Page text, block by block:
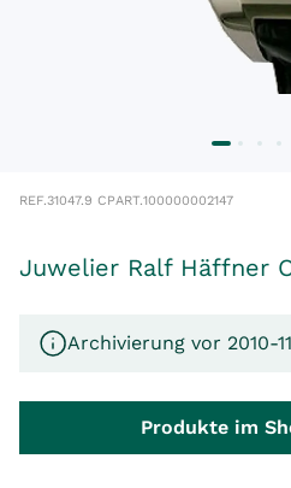
REF.31047.9 CPART.100000002147
Juwelier Ralf Häffner
Archivierung vor 2010-
Produkte im